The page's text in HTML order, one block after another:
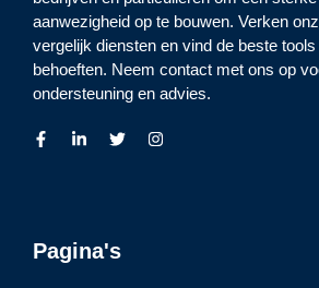
aanwezigheid op te bouwen. Verken
vergelijk diensten en vind de beste
behoeften. Neem contact met ons op
ondersteuning en advies.
Pagina's